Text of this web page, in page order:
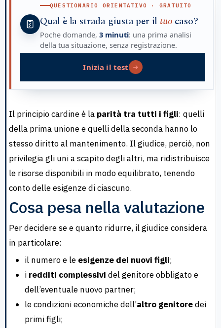
QUESTIONARIO ORIENTATIVO · GRATUITO
Qual è la strada giusta per il tuo caso?
Poche domande, 3 minuti: una prima analisi
della tua situazione, senza registrazione.
Inizia il test
Il principio cardine è la parità tra tutti i figli: quelli
della prima unione e quelli della seconda hanno lo
stesso diritto al mantenimento. Il giudice, perciò, non
privilegia gli uni a scapito degli altri, ma ridistribuisce
le risorse disponibili in modo equilibrato, tenendo
conto delle esigenze di ciascuno.
Cosa pesa nella valutazione
Per decidere se e quanto ridurre, il giudice considera
in particolare:
il numero e le esigenze dei nuovi figli;
i redditi complessivi del genitore obbligato e
dell’eventuale nuovo partner;
le condizioni economiche dell’altro genitoredei
primi figli;